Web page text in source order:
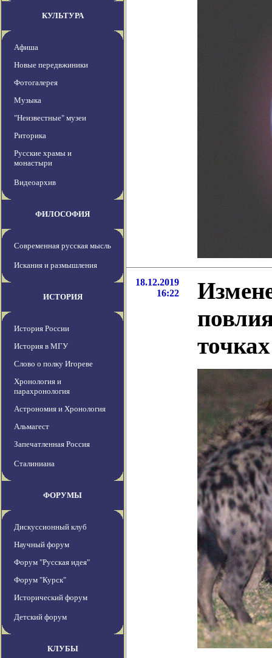
КУЛЬТУРА
Афиша
Новые передвжиники
Фотогалерея
Музыка
"Неизвестные" музеи
Риторика
Русские храмы и
монастыри
Видеоархив
ФИЛОСОФИЯ
Современная русская мысль
Искания и размышления
ИСТОРИЯ
История России
История в МГУ
Слово о полку Игореве
Хронология и
парахронология
Астрономия и Хронология
Альмагест
Запечатленная Россия
Сталиниана
ФОРУМЫ
Дискуссионный клуб
Научный форум
Форум "Русская идея"
Форум "Курск"
Исторический форум
Детский форум
КЛУБЫ
18.12.2019
16:22